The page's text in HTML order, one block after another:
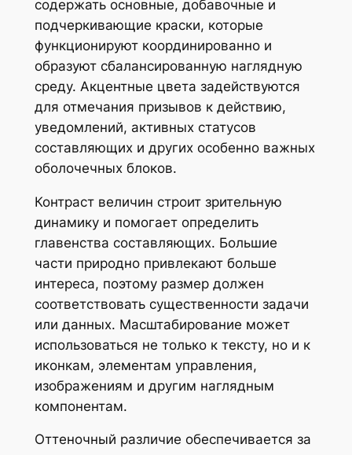
содержать основные, добавочные и
подчеркивающие краски, которые
функционируют координированно и
образуют сбалансированную наглядную
среду. Акцентные цвета задействуются
для отмечания призывов к действию,
уведомлений, активных статусов
составляющих и других особенно важных
оболочечных блоков.
Контраст величин строит зрительную
динамику и помогает определить
главенства составляющих. Большие
части природно привлекают больше
интереса, поэтому размер должен
соответствовать существенности задачи
или данных. Масштабирование может
использоваться не только к тексту, но и к
иконкам, элементам управления,
изображениям и другим наглядным
компонентам.
Оттеночный различие обеспечивается за